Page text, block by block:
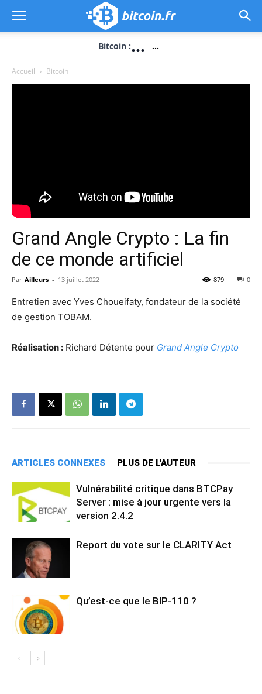
Bitcoin :... ...
Accueil Bitcoin
Grand Angle Crypto : La fin
de ce monde artificiel
Par Ailleurs - 13 juillet 2022 0
879
Entretien avec Yves Choueifaty, fondateur de la société
de gestion TOBAM.
Réalisation : Richard Détente pour Grand Angle Crypto
ARTICLES CONNEXES PLUS DE L'AUTEUR
Vulnérabilité critique dans BTCPay
Server : mise à jour urgente vers la
version 2.4.2
Report du vote sur le CLARITY Act
Qu’est-ce que le BIP-110 ?